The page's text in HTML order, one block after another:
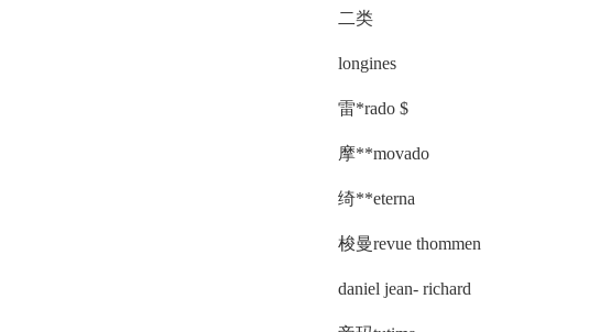
二类
longines
雷*rado $
摩**movado
绮**eterna
梭曼revue thommen
daniel jean- richard